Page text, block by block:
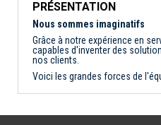
PRÉSENTATION
Nous sommes imaginatifs
Grâce à notre expérience en
capables d'inventer des
nos clients.
Voici les grandes forces de